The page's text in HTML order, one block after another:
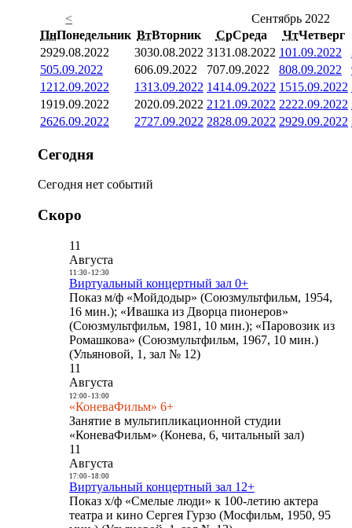
<
Сентябрь 2022
ПнПонедельник ВтВторник СрСреда ЧтЧетверг
2929.08.2022 3030.08.2022 3131.08.2022 101.09.2022
505.09.2022 606.09.2022 707.09.2022 808.09.2022
1212.09.2022 1313.09.2022 1414.09.2022 1515.09.2022
1919.09.2022 2020.09.2022 21 21.09.2022 2222.09.2022
2626.09.2022 2727.09.2022 2828.09.2022 2929.09.2022
Сегодня
Сегодня нет событий
Скоро
11
Августа
11:30- 12:30
Виртуальный концертный зал 0+
Показ м/ф «Мойдодыр» (Союзмультфильм, 1954,
16 мин.); «Ивашка из Дворца пионеров»
(Союзмультфильм, 1981, 10 мин.); «Паровозик из
Ромашкова» (Союзмультфильм, 1967, 10 мин.)
(Ульяновой, 1, зал № 12)
11
Августа
12:00- 13:00
«КоневаФильм» 6+
Занятие в мультипликационной студии
«КоневаФильм» (Конева, 6, читальный зал)
11
Августа
17:00- 18:00
Виртуальный концертный зал 12+
Показ х/ф «Смелые люди» к 100-летию актера
театра и кино Сергея Гурзо (Мосфильм, 1950, 95